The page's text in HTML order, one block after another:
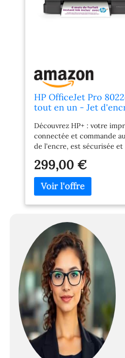
HP OfficeJet Pro
tout en un - Jet
(Copie/Scan/Fax/
documents, Recto/
Découvrez HP+ : votre
connectée et commande
de l’encre, est sécurisée
recyclé Imprimante éligible
HP + lors de la
mois de forfait Instant Ink
bénéficier inscrivez-vous
suivant l’installation de
votre imprimante
n'utilisez que de l'encre HP
pendant toute la durée de
l'imprimante Boostez votre
HP Smart App : Imprimez
depuis le creux de votre
l’application HP Smart.
fonctions avancées de
télécopie mobile et de
24 mois avec HP+ + 1 an de
commerciale HP
HP + lors de la
ans de garantie
299,00 €